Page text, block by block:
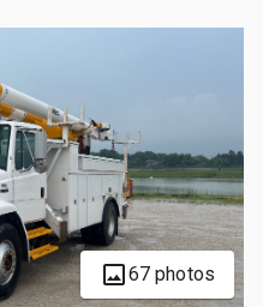
67 photos